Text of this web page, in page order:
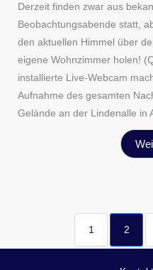
Derzeit finden zwar aus
Beobachtungsabende statt,
den aktuellen Himmel über
eigene Wohnzimmer holen!
installierte Live-Webcam
Aufnahme des gesamten
Gelände an der Lindenalle in
1 2